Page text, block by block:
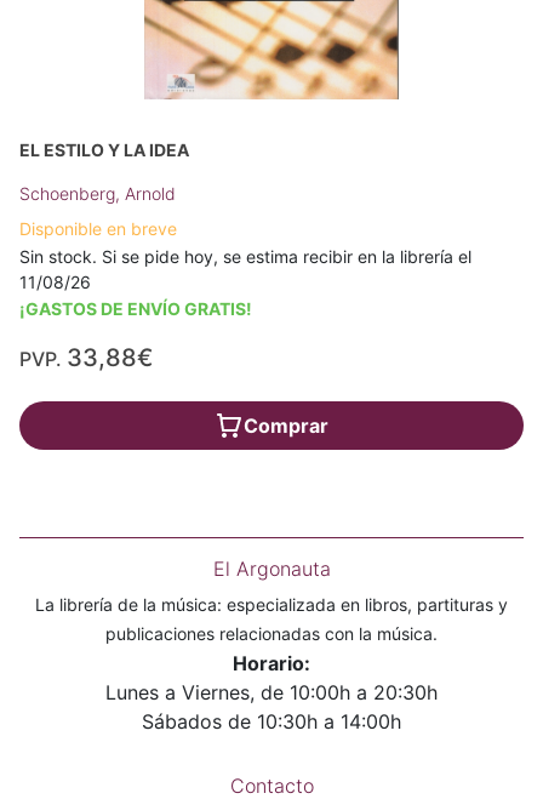
EL ESTILO Y LA IDEA
Schoenberg, Arnold
Disponible en breve
Sin stock. Si se pide hoy, se estima recibir en la librería el
11/08/26
¡GASTOS DE ENVÍO GRATIS!
PVP. 33,88€
Comprar
El Argonauta
La librería de la música: especializada en libros, partituras y
publicaciones relacionadas con la música.
Horario:
Lunes a Viernes, de 10:00h a 20:30h
Sábados de 10:30h a 14:00h
Contacto